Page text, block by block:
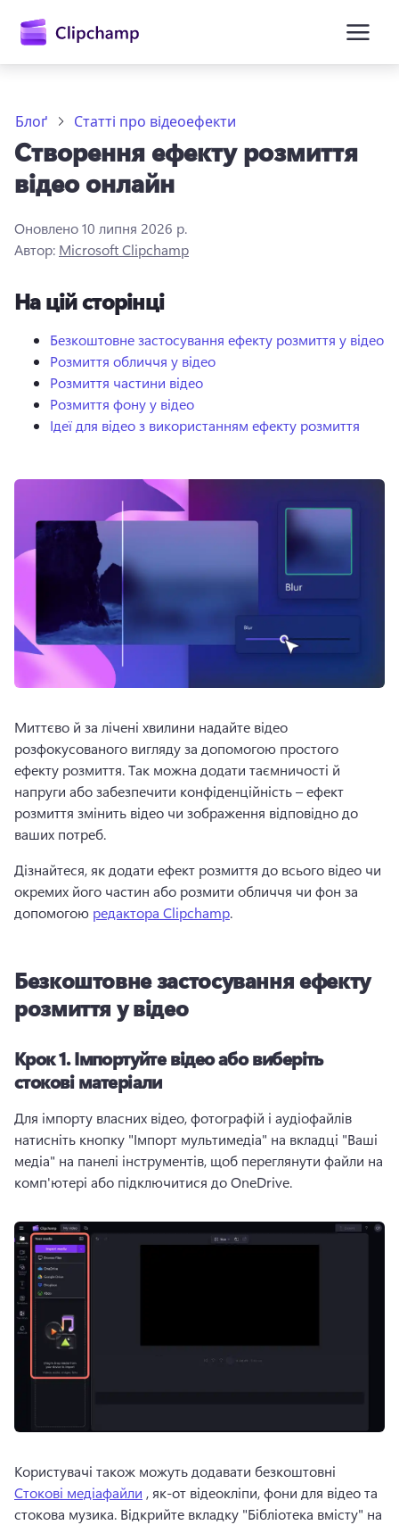
вмісту
Спробувати безкоштовно
Блоґ Статті про відеоефекти
Створення ефекту розмиття
відео онлайн
Оновлено10 липня 2026 р.
Автор: Microsoft Clipchamp
На цій сторінці
Безкоштовне застосування ефекту розмиття у відео
Розмиття обличчя у відео
Розмиття частини відео
Розмиття фону у відео
Ідеї для відео з використанням ефекту розмиття
Миттєво й за лічені хвилини надайте відео
розфокусованого вигляду за допомогою простого
ефекту розмиття. Так можна додати таємничості й
напруги або забезпечити конфіденційність – ефект
розмиття змінить відео чи зображення відповідно до
ваших потреб.
Дізнайтеся, як додати ефект розмиття до всього відео чи
окремих його частин або розмити обличчя чи фон за
допомогою редактора Clipchamp.
Безкоштовне застосування ефекту
розмиття у відео
Крок 1.Імпортуйте відео або виберіть
стокові матеріали
Для імпорту власних відео, фотографій і аудіофайлів
натисніть кнопку "Імпорт мультимедіа" на вкладці "Ваші
медіа" на панелі інструментів, щоб переглянути файли на
комп'ютері або підключитися до OneDrive.
Користувачі також можуть додавати безкоштовні
Стокові медіафайли , як-от відеокліпи, фони для відео та
стокова музика. Відкрийте вкладку "Бібліотека вмісту" на